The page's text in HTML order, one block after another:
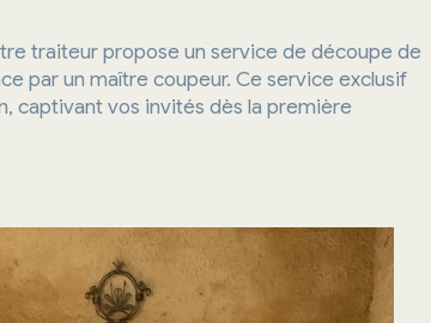
traiteur propose un service de découpe de
par un maître coupeur. Ce service exclusif
captivant vos invités dès la première